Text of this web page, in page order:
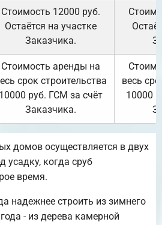
Стоимость 12000 руб.
Остаётся на участке
Заказчика.
Стоимость аренды на
срок строительства
10000 руб. ГСМ за счёт
Заказчика.
весь
10000
домов осуществляется в двух
усадку, когда сруб
время.
надежнее строить из зимнего
- из дерева камерной